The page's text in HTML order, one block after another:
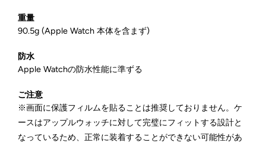
重量
90.5g (Apple Watch 本体を含まず)
防水
Apple Watchの防水性能に準ずる
ご注意
※画面に保護フィルムを貼ることは推奨しておりません。ケ
ースはアップルウォッチに対して完璧にフィットする設計と
なっているため、正常に装着することができない可能性があ